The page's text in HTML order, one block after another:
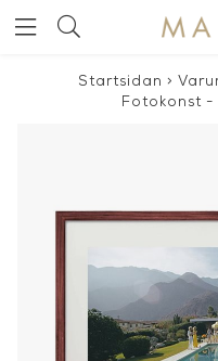
Startsidan >
Fotokonst -